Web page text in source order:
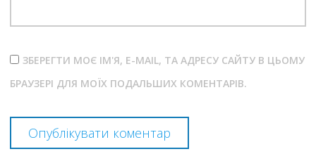
ЗБЕРЕГТИ МОЄ ІМ'Я, E-MAIL, ТА АДРЕСУ САЙТУ В ЦЬОМУ
БРАУЗЕРІ ДЛЯ МОЇХ ПОДАЛЬШИХ КОМЕНТАРІВ.